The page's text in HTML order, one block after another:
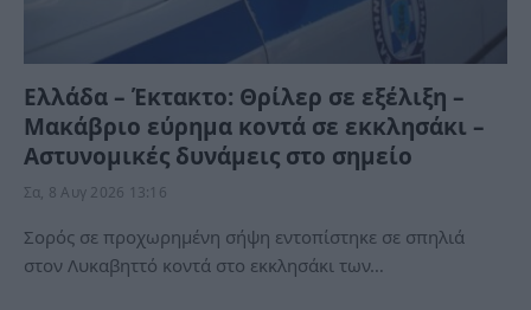
Ελλάδα – Έκτακτο: Θρίλερ σε εξέλιξη –
Μακάβριο εύρημα κοντά σε εκκλησάκι –
Αστυνομικές δυνάμεις στο σημείο
Σα, 8 Αυγ 2026 13:16
Σορός σε προχωρημένη σήψη εντοπίστηκε σε σπηλιά
στον Λυκαβηττό κοντά στο εκκλησάκι των…